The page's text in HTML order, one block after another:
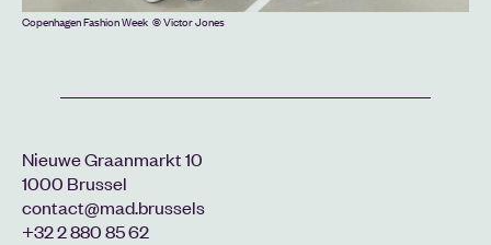
Copenhagen Fashion Week © Victor Jones
Copenhagen Fashion Week © Victor Jones
Nieuwe Graanmarkt 10
1000 Brussel
contact@mad.brussels
+32 2 880 85 62